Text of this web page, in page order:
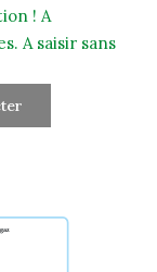
! A
A saisir sans